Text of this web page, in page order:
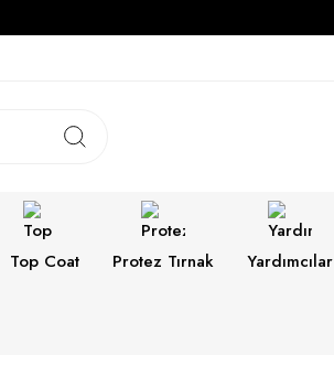
Top Coat Protez Tırnak Yardımcılar